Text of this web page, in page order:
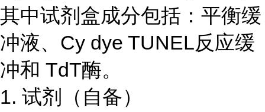
其中试剂盒成分包括：平衡缓
冲液、Cy dye TUNEL反应缓
冲和 TdT酶。
1. 试剂（自备）